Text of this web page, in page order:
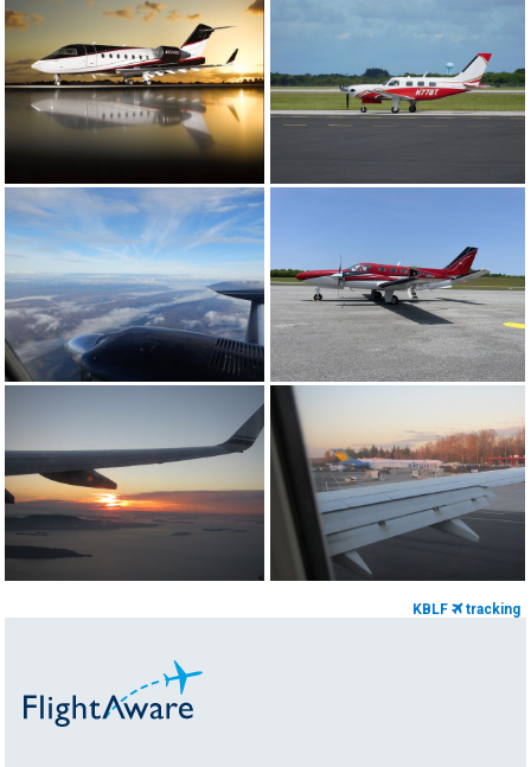
KBLF tracking